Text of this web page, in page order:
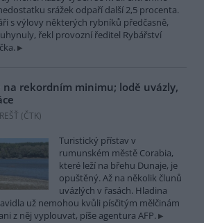
srážek odpaří další 2,5 procenta.
s výlovy některých rybníků předčasně,
řekl provozní ředitel Rybářství
na rekordním minimu; lodě uvázly,
(ČTK)
Turistický přístav v
rumunském městě Corabia,
které leží na břehu Dunaje, je
opuštěný. Až na několik člunů
uvázlých v řasách. Hladina
už nemohou kvůli písčitým mělčinám
z něj vyplouvat, píše agentura AFP.